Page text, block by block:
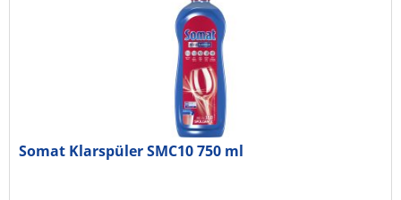
Somat Klarspüler SMC10 750 ml